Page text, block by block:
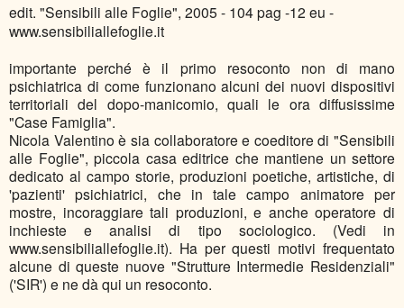
edit. "Sensibili alle Foglie", 2005 - 104 pag -12 eu -
www.sensibiliallefoglie.it
importante perché è il primo resoconto non di mano
psichiatrica di come funzionano alcuni dei nuovi dispositivi
territoriali del dopo-manicomio, quali le ora diffusissime
"Case Famiglia".
Nicola Valentino è sia collaboratore e coeditore di "Sensibili
alle Foglie", piccola casa editrice che mantiene un settore
dedicato al campo storie, produzioni poetiche, artistiche, di
'pazienti' psichiatrici, che in tale campo animatore per
mostre, incoraggiare tali produzioni, e anche operatore di
inchieste e analisi di tipo sociologico. (Vedi in
www.sensibiliallefoglie.it). Ha per questi motivi frequentato
alcune di queste nuove "Strutture Intermedie Residenziali"
('SIR') e ne dà qui un resoconto.